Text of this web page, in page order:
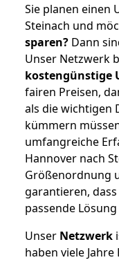
Sie planen einen
Steinach und
sparen? Dann
Unser Netzwerk
kostengünstige
fairen Preisen,
als die wichtigen
kümmern
umfangreiche
Hannover nach
Größenordnung
garantieren,
passende
Unser Netzwerk
haben viele